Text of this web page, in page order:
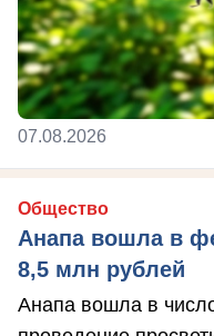
07.08.2026
Общество
Анапа вошла в
8,5 млн рублей
Анапа вошла в